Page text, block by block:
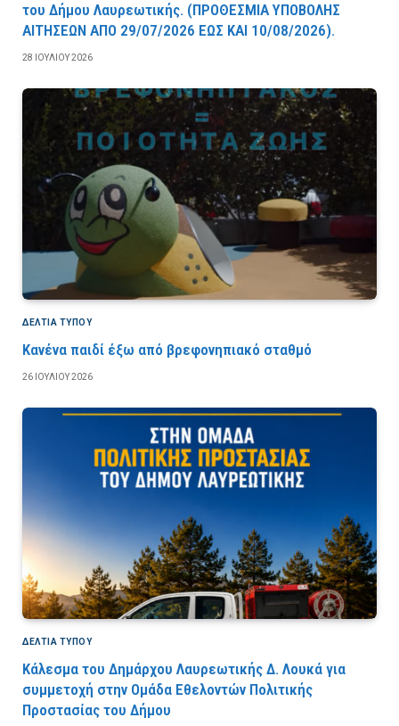
του Δήμου Λαυρεωτικής. (ΠPOΘEΣMIA YΠOBOΛHΣ
AITHΣEΩN AΠO 29/07/2026 EΩΣ KAI 10/08/2026).
28 ΙΟΥΛΊΟΥ 2026
ΔΕΛΤΙΑ ΤΥΠΟΥ
Κανένα παιδί έξω από βρεφονηπιακό σταθμό
26 ΙΟΥΛΊΟΥ 2026
ΔΕΛΤΙΑ ΤΥΠΟΥ
Κάλεσμα του Δημάρχου Λαυρεωτικής Δ. Λουκά για
συμμετοχή στην Ομάδα Εθελοντών Πολιτικής
Προστασίας του Δήμου